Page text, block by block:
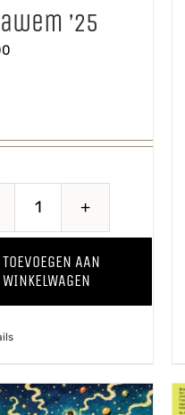
’25
aantal
TOEVOEGEN AAN
WINKELWAGEN